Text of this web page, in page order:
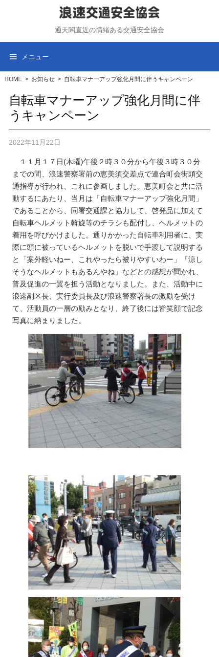
ン
ス
通天閣直近の情緒ある交通安全協会
メニュー
HOME > お知らせ > 自転車マナーアップ強化月間に伴うキャンペーン
自転車マナーアップ強化月間に伴
うキャンペーン
2022年11月22日
１１月１７日(木曜)午後２時３０分から午後３時３０分
までの間、浪速警察署前の恵美須交差点で連合町会街頭交
通指導が行われ、これに参画しました。恵美町会と共に活
動するにあたり、当月は「自転車マナーアップ強化月間」
であることから、同署交通課と協力して、啓発品に加えて
自転車ヘルメット斡旋等のチラシも配付し、ヘルメットの
着用を呼びかけました。通りかかった自転車利用者に、実
際に頭に被っているヘルメットを脱いで手渡して説明する
と「案外軽いねー、これやったら被りやすいわー」「涼し
そうなヘルメットもあるんやね」などとの感想が聞かれ、
普及促進の一翼を担う活動となりました。また、活動中に
浪速副区長、実行委員長及び浪速警察署長の激励を受け
て、活動員の一層の励みとなり、終了後には皆笑顔で記念
写真に納まりました。